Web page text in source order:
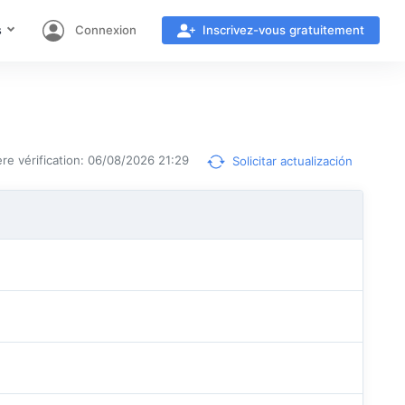
Connexion Inscrivez-vous gratuitement
vérification: 06/08/2026 21:29 Solicitar actualización